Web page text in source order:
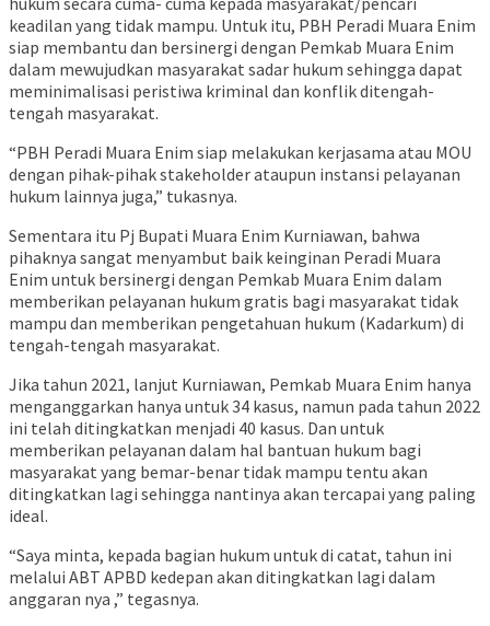
keadilan yang tidak mampu. Untuk itu, PBH Peradi Muara Enim
siap membantu dan bersinergi dengan Pemkab Muara Enim
dalam mewujudkan masyarakat sadar hukum sehingga dapat
meminimalisasi peristiwa kriminal dan konflik ditengah-
tengah masyarakat.
“PBH Peradi Muara Enim siap melakukan kerjasama atau MOU
dengan pihak-pihak stakeholder ataupun instansi pelayanan
hukum lainnya juga,” tukasnya.
Sementara itu Pj Bupati Muara Enim Kurniawan, bahwa
pihaknya sangat menyambut baik keinginan Peradi Muara
Enim untuk bersinergi dengan Pemkab Muara Enim dalam
memberikan pelayanan hukum gratis bagi masyarakat tidak
mampu dan memberikan pengetahuan hukum (Kadarkum) di
tengah-tengah masyarakat.
Jika tahun 2021, lanjut Kurniawan, Pemkab Muara Enim hanya
menganggarkan hanya untuk 34 kasus, namun pada tahun 2022
ini telah ditingkatkan menjadi 40 kasus. Dan untuk
memberikan pelayanan dalam hal bantuan hukum bagi
masyarakat yang bemar-benar tidak mampu tentu akan
ditingkatkan lagi sehingga nantinya akan tercapai yang paling
ideal.
“Saya minta, kepada bagian hukum untuk di catat, tahun ini
melalui ABT APBD kedepan akan ditingkatkan lagi dalam
anggaran nya ,” tegasnya.